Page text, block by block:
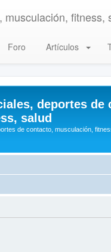
fitness,
Foro Artículos
deportes de
salud
de contacto, musculación,